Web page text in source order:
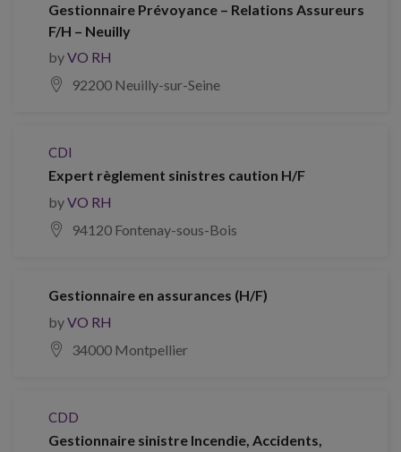
Gestionnaire Prévoyance – Relations Assureurs
F/H – Neuilly
byVO RH
92200 Neuilly-sur-Seine
CDI
Expert règlement sinistres caution H/F
byVO RH
94120 Fontenay-sous-Bois
Gestionnaire en assurances (H/F)
byVO RH
34000 Montpellier
CDD
Gestionnaire sinistre Incendie, Accidents,